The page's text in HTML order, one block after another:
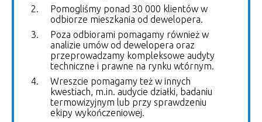
Pomogliśmy ponad 30 000 klientów w
odbiorze mieszkania od dewelopera.
Poza odbiorami pomagamy również w
analizie umów od dewelopera oraz
przeprowadzamy kompleksowe audyty
techniczne i prawne na rynku wtórnym.
Wreszcie pomagamy też w innych
kwestiach, m.in. audycie działki, badaniu
termowizyjnym lub przy sprawdzeniu
ekipy wykończeniowej.